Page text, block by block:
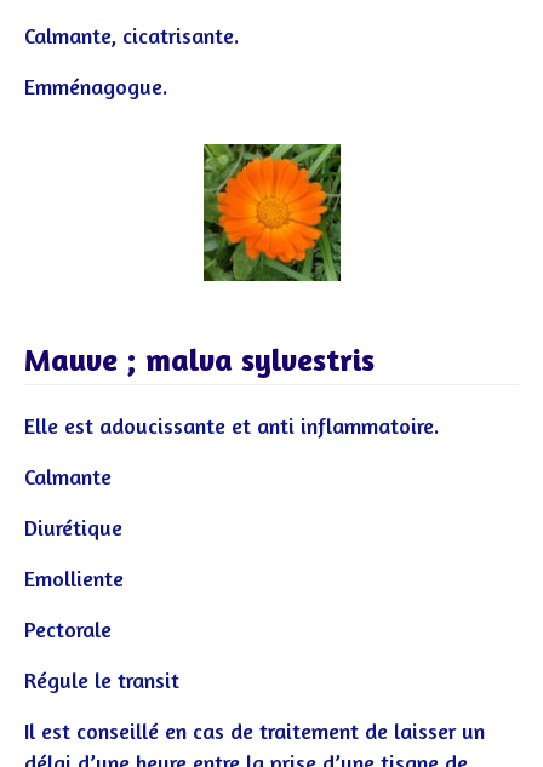
Calmante, cicatrisante.
Emménagogue.
Mauve ; malva sylvestris
Elle est adoucissante et anti inflammatoire.
Calmante
Diurétique
Emolliente
Pectorale
Régule le transit
Il est conseillé en cas de traitement de laisser un